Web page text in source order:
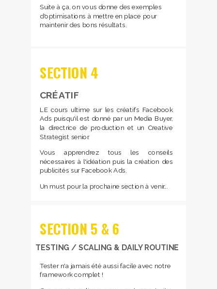
Suite à ça, on vous donne des exemples
d'optimisations à mettre en place pour
maintenir des bons résultats.
LE cours ultime sur les créatifs Facebook
Ads puisqu'il est donné par un Media Buyer,
la directrice de production et un Creative
Strategist senior.
Vous apprendrez tous les conseils
nécessaires à l'idéation puis la création des
publicités sur Facebook Ads.
Un must pour la prochaine section à venir...
CRÉATIF
SECTION 4
Tester n'a jamais été aussi facile avec notre
framework complet !
TESTING / SCALING & DAILY ROUTINE
SECTION 5 & 6